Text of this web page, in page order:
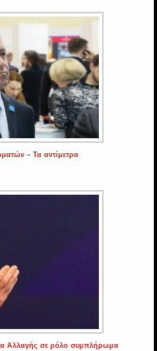
– Τα αντίμετρα
Αλλαγής σε ρόλο συμπλήρωμα